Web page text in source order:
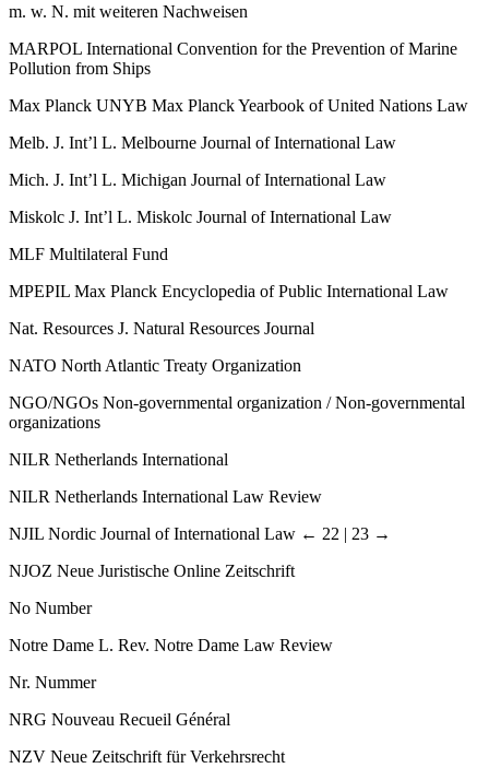
m. w. N. mit weiteren Nachweisen
MARPOL International Convention for the Prevention of Marine
Pollution from Ships
Max Planck UNYB Max Planck Yearbook of United Nations Law
Melb. J. Int’l L. Melbourne Journal of International Law
Mich. J. Int’l L. Michigan Journal of International Law
Miskolc J. Int’l L. Miskolc Journal of International Law
MLF Multilateral Fund
MPEPIL Max Planck Encyclopedia of Public International Law
Nat. Resources J. Natural Resources Journal
NATO North Atlantic Treaty Organization
NGO/NGOs Non-governmental organization / Non-governmental
organizations
NILR Netherlands International
NILR Netherlands International Law Review
NJIL Nordic Journal of International Law ← 22 | 23 →
NJOZ Neue Juristische Online Zeitschrift
No Number
Notre Dame L. Rev. Notre Dame Law Review
Nr. Nummer
NRG Nouveau Recueil Général
NZV Neue Zeitschrift für Verkehrsrecht